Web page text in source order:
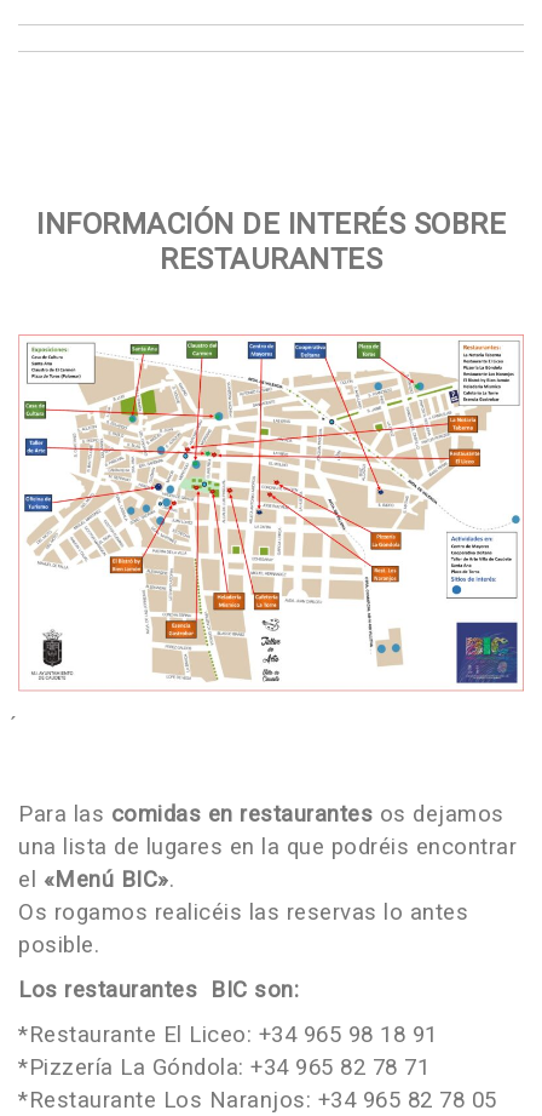
INFORMACIÓN DE INTERÉS SOBRE
RESTAURANTES
Para las comidas en restaurantes os dejamos
una lista de lugares en la que podréis encontrar
el «Menú BIC».
Os rogamos realicéis las reservas lo antes
posible.
Los restaurantes BIC son:
*Restaurante El Liceo: +34 965 98 18 91
*Pizzería La Góndola: +34 965 82 78 71
*Restaurante Los Naranjos: +34 965 82 78 05